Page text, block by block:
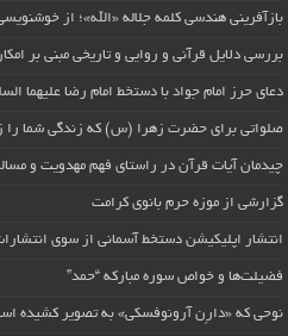
بازآفرینی هندسی کلمه جلاله «الله»؛ از
بررسی دلایل قرآنی و روایی و تاریخی مبنی بر
دعای حرز امام جواد با دستخط امام رضا علیهما
صلواتی برای حضرت زهرا (س) که زندگی شما را
چیدمان آیات قرآن در راستای فهم مهدویت و
گزارشی از موزه حرم بانوی کرامت
انتشار اپلیکیشن دستخط آسمانی از سوی
فضیلت‌ها و خواص سوره مبارکه “حمد”
نوحی که «دارِن آرونوفسکی» به تصویر کشیده